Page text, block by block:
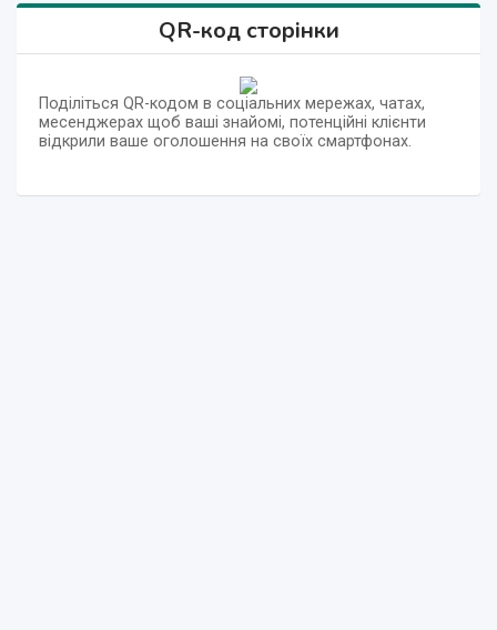
QR-код сторінки
Поділіться QR-кодом в соціальних мережах, чатах,
месенджерах щоб ваші знайомі, потенційні клієнти
відкрили ваше оголошення на своїх смартфонах.